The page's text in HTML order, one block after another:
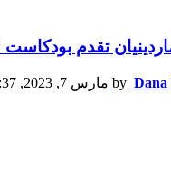
تقدم
by Dana مارس 7, 2023, 6:37 م